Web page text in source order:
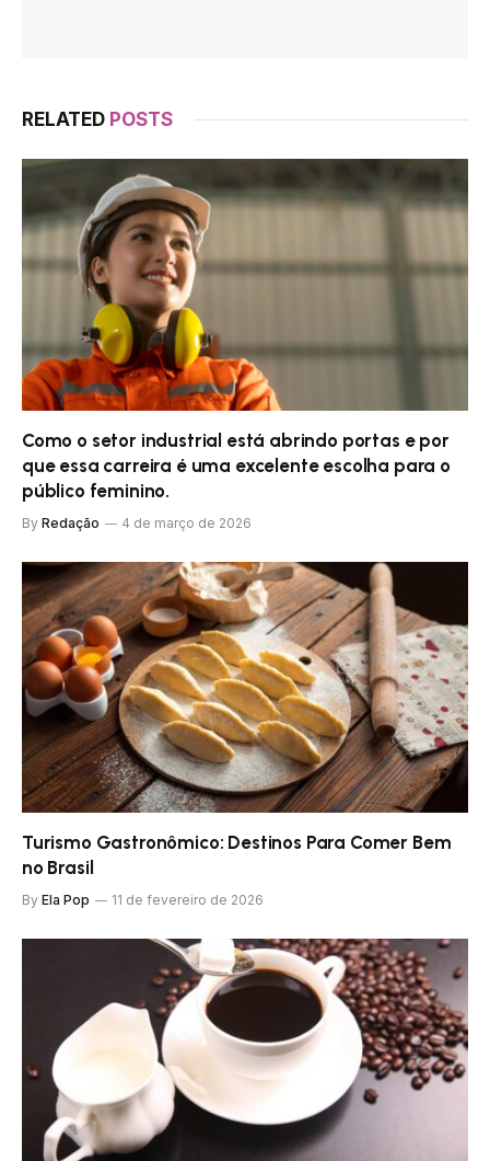
RELATED POSTS
Como o setor industrial está abrindo portas e por
que essa carreira é uma excelente escolha para o
público feminino.
By Redação 4 de março de 2026
Turismo Gastronômico: Destinos Para Comer Bem
no Brasil
By Ela Pop 11 de fevereiro de 2026